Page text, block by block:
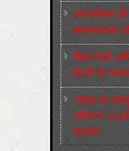
अमानवीयता
साम्राज्यवाद
शिक्षा मंत्री
दिल्ली के
‘नोएडा के
अभियान’
प्रदर्शन